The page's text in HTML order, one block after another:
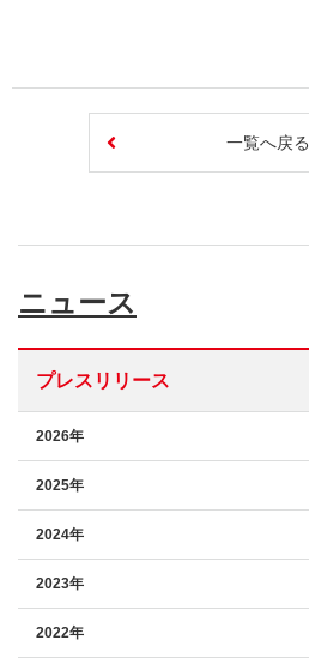
一覧へ戻る
ニュース
プレスリリース
2026年
2025年
2024年
2023年
2022年